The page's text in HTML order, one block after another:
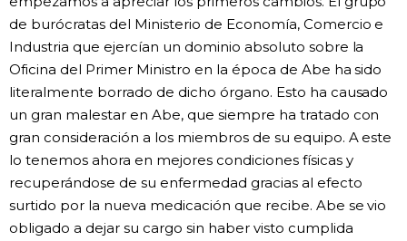
de burócratas del Ministerio de Economía, Comercio e
Industria que ejercían un dominio absoluto sobre la
Oficina del Primer Ministro en la época de Abe ha sido
literalmente borrado de dicho órgano. Esto ha causado
un gran malestar en Abe, que siempre ha tratado con
gran consideración a los miembros de su equipo. A este
lo tenemos ahora en mejores condiciones físicas y
recuperándose de su enfermedad gracias al efecto
surtido por la nueva medicación que recibe. Abe se vio
obligado a dejar su cargo sin haber visto cumplida